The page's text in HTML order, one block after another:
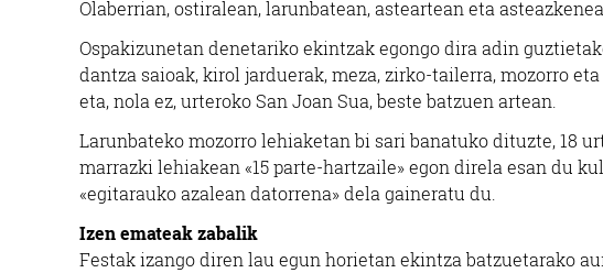
Olaberrian, ostiralean, larunbatean, asteartean eta
Ospakizunetan denetariko ekintzak egongo dira adin
dantza saioak, kirol jarduerak, meza, zirko-tailerra, mozorro
eta, nola ez, urteroko San Joan Sua, beste batzuen artean.
Larunbateko mozorro lehiaketan bi sari banatuko dituzte, 18
marrazki lehiakean «15 parte-hartzaile» egon direla esan du
«egitarauko azalean datorrena» dela gaineratu du.
Izen emateak zabalik
Festak izango diren lau egun horietan ekintza batzuetarako